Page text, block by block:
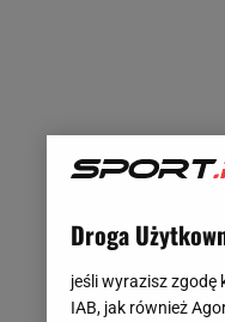
Droga
jeśli wyrazisz zgodę
IAB, jak również